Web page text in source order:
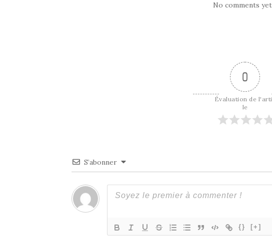
No comments yet
0
Évaluation de
le
S’abonner
{} [+]